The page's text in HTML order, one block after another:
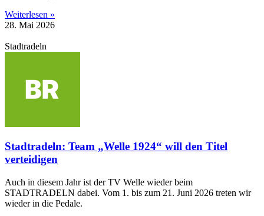
Weiterlesen »
28. Mai 2026
Stadtradeln
Stadtradeln: Team „Welle 1924“ will den Titel
verteidigen
Auch in diesem Jahr ist der TV Welle wieder beim
STADTRADELN dabei. Vom 1. bis zum 21. Juni 2026 treten wir
wieder in die Pedale.